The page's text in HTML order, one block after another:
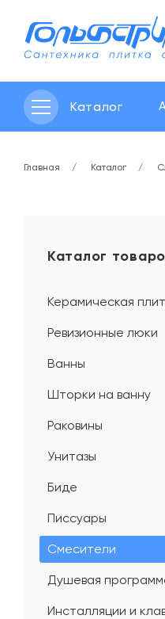
Каталог
Главная Каталог
Каталог
Керамическая
Ревизионные люки
Ванны
Шторки на ванну
Раковины
Унитазы
Биде
Писсуары
Смесители
Душевая
Инсталляции и